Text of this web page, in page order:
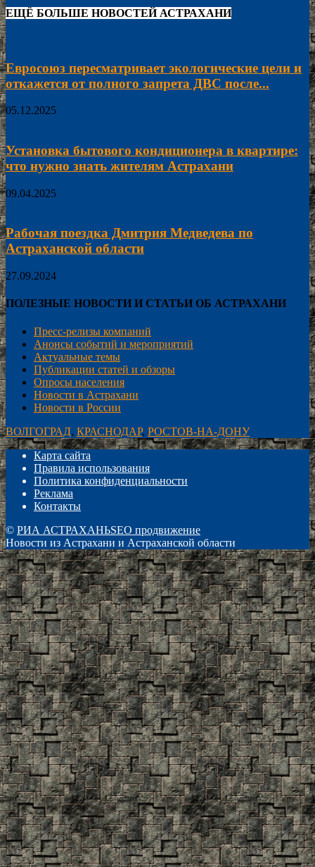
ЕЩЁ БОЛЬШЕ НОВОСТЕЙ АСТРАХАНИ
Евросоюз пересматривает экологические цели и
откажется от полного запрета ДВС после...
05.12.2025
Установка бытового кондиционера в квартире:
что нужно знать жителям Астрахани
09.04.2025
Рабочая поездка Дмитрия Медведева по
Астраханской области
27.09.2024
ПОЛЕЗНЫЕ НОВОСТИ И СТАТЬИ ОБ АСТРАХАНИ
Пресс-релизы компаний
Анонсы событий и мероприятий
Актуальные темы
Публикации статей и обзоры
Опросы населения
Новости в Астрахани
Новости в России
ВОЛГОГРАД, КРАСНОДАР, РОСТОВ-НА-ДОНУ
Карта сайта
Правила использования
Политика конфиденциальности
Реклама
Контакты
© РИА АСТРАХАНЬSEO продвижение
Новости из Астрахани и Астраханской области